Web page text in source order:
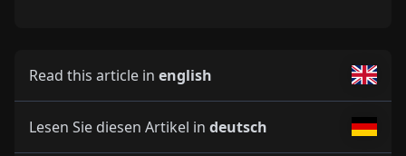
Read this article in english
Lesen Sie diesen Artikel in deutsch